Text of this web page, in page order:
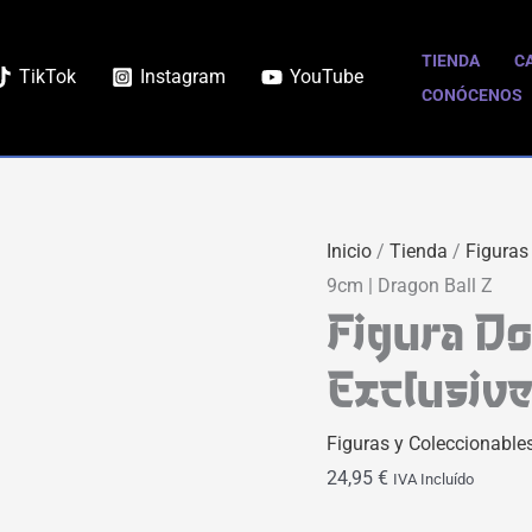
TikTok Instagram YouTube
TIENDA
CONÓCENOS
Inicio /Tienda /
9cm | Dragon Ball Z
Figura
Figuras y
24,95€ IVA Incluído
Funko
Exclusive
Dragon
Ball
Z
cantidad